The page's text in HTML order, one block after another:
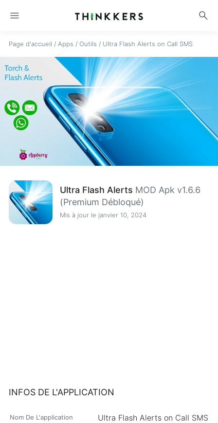
menu search
Page d'accueil / Apps / Outils / Ultra Flash Alerts on Call SMS
Ultra Flash Alerts MOD Apk v1.6.6
(Premium Débloqué)
Mis à jour le janvier 10, 2024
INFOS DE L'APPLICATION
Nom De L'application Ultra Flash Alerts on Call SMS